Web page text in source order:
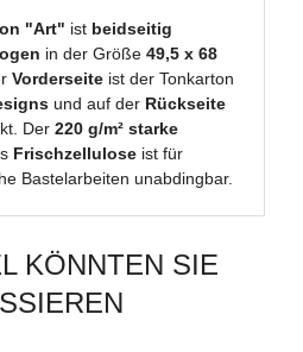
"Art" ist beidseitig
in der Größe49,5 x 68
Vorderseite ist der Tonkarton
und auf der Rückseite
Der220 g/m² starke
Frischzellulose ist für
Bastelarbeiten unabdingbar.
KÖNNTEN SIE